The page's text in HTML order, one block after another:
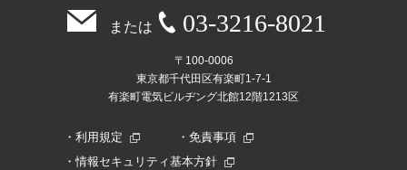
または 03-3216-8021
〒100-0006
東京都千代田区有楽町1-7-1
有楽町電気ビルヂング北館12階1213区
利用規定
免責事項
情報セキュリティ基本方針